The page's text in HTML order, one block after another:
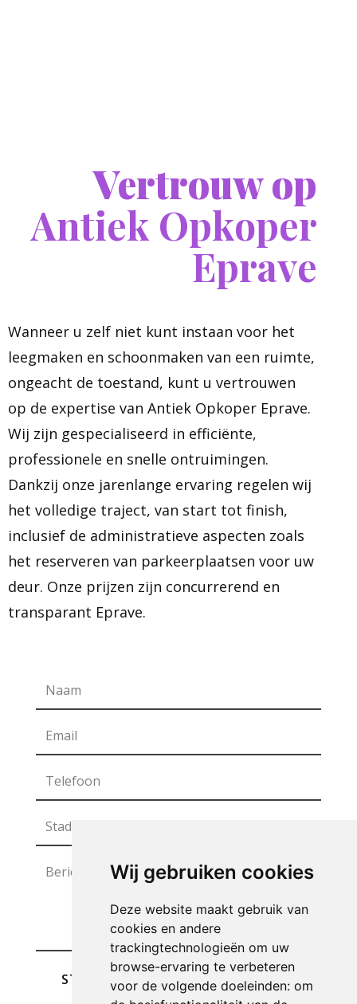
Wij gebruiken cookies
Deze website maakt gebruik van
cookies en andere
trackingtechnologieën om uw
browse-ervaring te verbeteren
voor de volgende doeleinden: om
Vertrouw op
Antiek Opkoper
Eprave
Wanneer u zelf niet kunt instaan voor het
leegmaken en schoonmaken van een ruimte,
ongeacht de toestand, kunt u vertrouwen
op de expertise van Antiek Opkoper Eprave.
Wij zijn gespecialiseerd in efficiënte,
professionele en snelle ontruimingen.
Dankzij onze jarenlange ervaring regelen wij
het volledige traject, van start tot finish,
inclusief de administratieve aspecten zoals
het reserveren van parkeerplaatsen voor uw
deur. Onze prijzen zijn concurrerend en
transparant Eprave.
STUREN